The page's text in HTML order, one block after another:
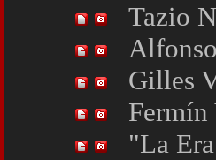
Tazio
Gilles
Fermín
"La